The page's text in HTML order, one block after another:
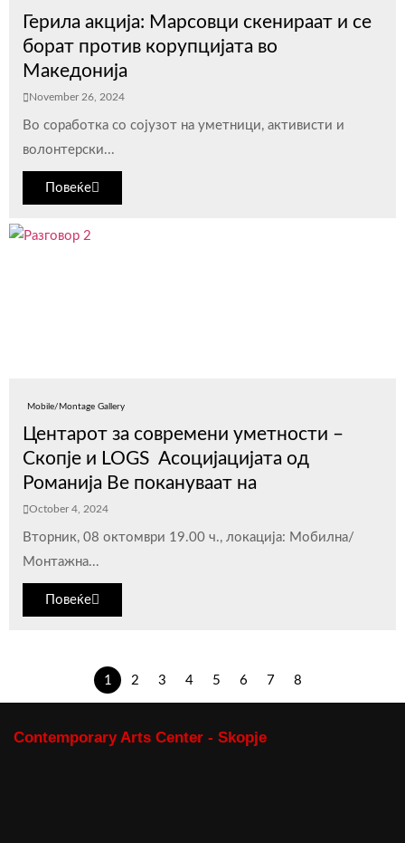
Герила акција: Марсовци скенираат и се
борат против корупцијата во
Македонија
November 26, 2024
Во соработка со сојузот на уметници, активисти и
волонтерски...
Повеќе
Mobile/Montage Gallery
Центарот за современи уметности –
Скопје и LOGS Асоцијацијата од
Романија Ве покануваат на
October 4, 2024
Вторник, 08 октомври 19.00 ч., локација: Мобилна/
Монтажна...
Повеќе
1 2 3 4 5 6 7 8
Contemporary Arts Center - Skopje